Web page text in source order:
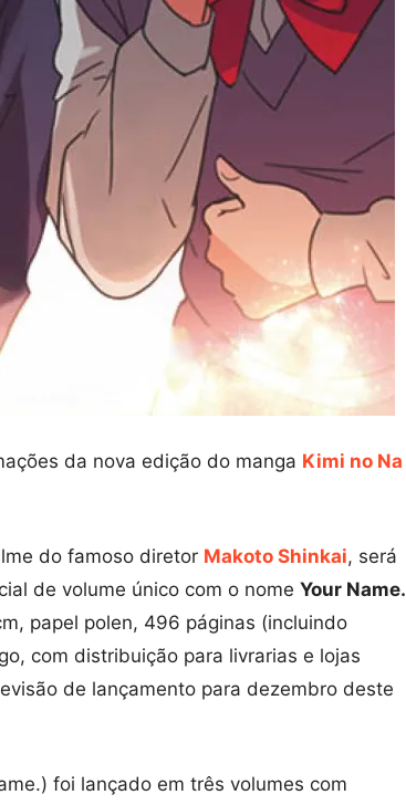
da nova edição do manga Kimi no Na
do famoso diretor Makoto Shinkai, será
de volume único com o nome Your Name.
papel polen, 496 páginas (incluindo
com distribuição para livrarias e lojas
de lançamento para dezembro deste
foi lançado em três volumes com